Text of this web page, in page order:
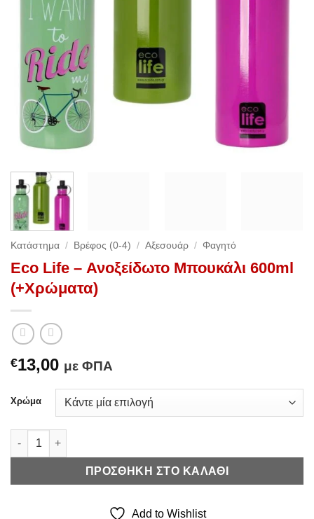
Κατάστημα / Βρέφος (0-4) / Αξεσουάρ / Φαγητό
Eco Life – Ανοξείδωτο Μπουκάλι 600ml
(+Χρώματα)
€13,00 με ΦΠΑ
Χρώμα
Eco Life - Ανοξείδωτο Μπουκάλι 600ml (+Χρώματα) ποσότητα
ΠΡΟΣΘΉΚΗ ΣΤΟ ΚΑΛΆΘΙ
Add to Wishlist